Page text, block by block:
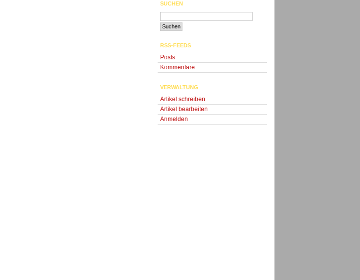
SUCHEN
RSS-FEEDS
Posts
Kommentare
VERWALTUNG
Artikel schreiben
Artikel bearbeiten
Anmelden